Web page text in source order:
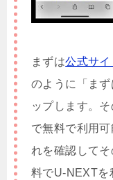
まずは公式サイ
のように「ま
ップします。
で無料で利用
れを確認して
料でU-NEXTを